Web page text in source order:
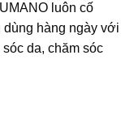
luôn cố
hàng ngày với
da, chăm sóc